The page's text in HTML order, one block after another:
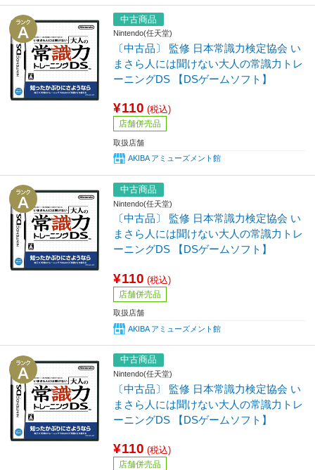
中古商品
Nintendo(任天堂)
〔中古品〕 監修 日本常識力検定協会 い
まさら人には聞けない大人の常識力トレ
ーニングDS 【DSゲームソフト】
¥110 (税込)
店舗併売品
取扱店舗
AKIBA アミューズメント館
中古商品
Nintendo(任天堂)
〔中古品〕 監修 日本常識力検定協会 い
まさら人には聞けない大人の常識力トレ
ーニングDS 【DSゲームソフト】
¥110 (税込)
店舗併売品
取扱店舗
AKIBA アミューズメント館
中古商品
Nintendo(任天堂)
〔中古品〕 監修 日本常識力検定協会 い
まさら人には聞けない大人の常識力トレ
ーニングDS 【DSゲームソフト】
¥110 (税込)
店舗併売品